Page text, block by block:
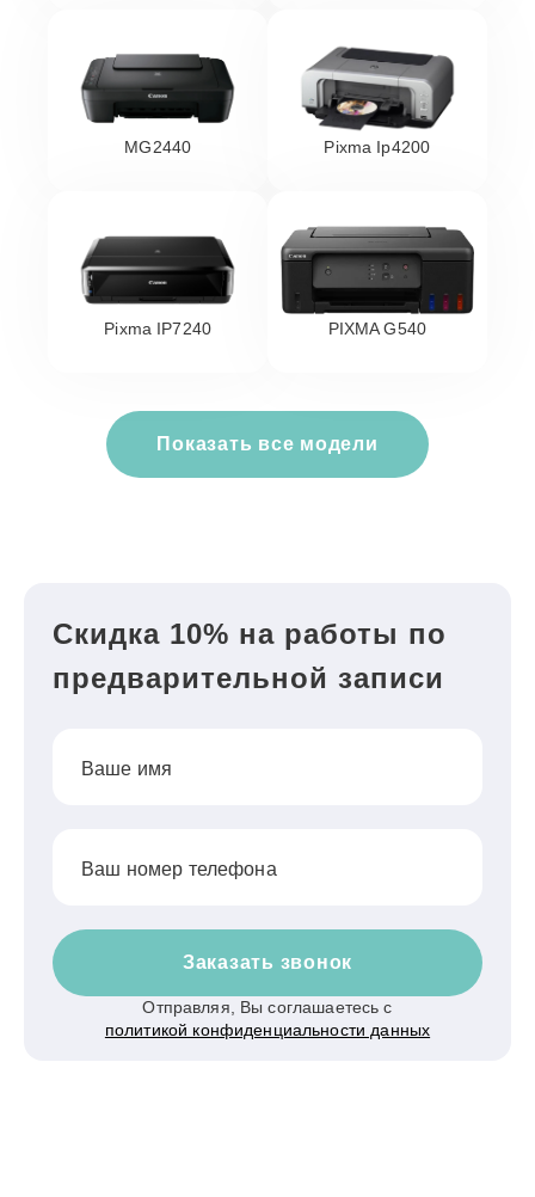
MG2440 Pixma Ip4200
Pixma IP7240 PIXMA G540
Показать все модели
Скидка 10% на работы по
предварительной записи
Ваше имя
Ваш номер телефона
Заказать звонок
Отправляя, Вы соглашаетесь с
политикой конфиденциальности данных